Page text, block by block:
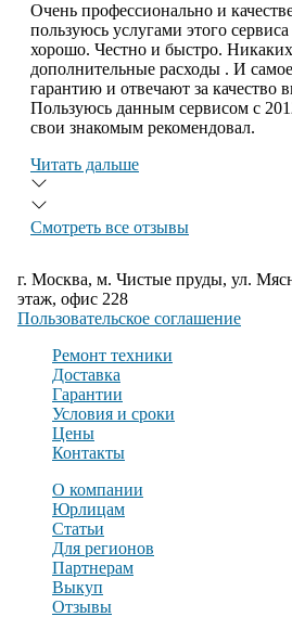
Очень профессионально и
пользуюсь услугами этого
хорошо. Честно и быстро.
дополнительные расходы . И
гарантию и отвечают за качество
Пользуюсь данным сервисом с
свои знакомым рекомендовал.
Читать дальше
Смотреть все отзывы
г. Москва, м. Чистые пруды, ул.
этаж, офис 228
Пользовательское соглашение
Ремонт техники
Доставка
Гарантии
Условия и сроки
Цены
Контакты
О компании
Юрлицам
Статьи
Для регионов
Партнерам
Выкуп
Отзывы